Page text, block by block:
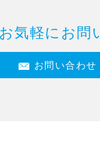
気軽にお問
お問い合わせ